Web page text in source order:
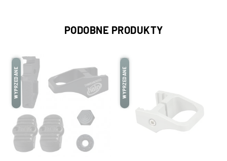
PODOBNE PRODUKTY
WYPRZEDANE WYPRZEDANE